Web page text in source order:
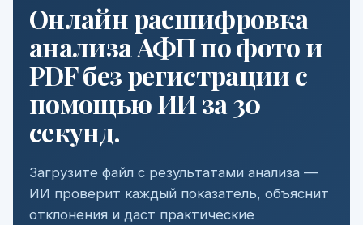
Онлайн расшифровка
анализа АФП по фото и
PDF без регистрации с
помощью ИИ за 30
секунд.
Загрузите файл с результатами анализа —
ИИ проверит каждый показатель, объяснит
отклонения и даст практические